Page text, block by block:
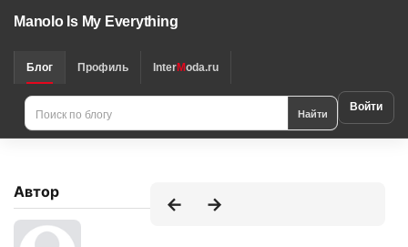
Manolo Is My Everything
Блог Профиль InterModa.ru
Найти Войти
Автор